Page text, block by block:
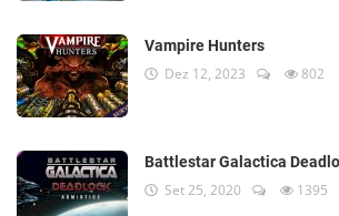
Vampire Hunters
Dez 12, 2023 802
Battlestar Galactica
Set 25, 2020 1395